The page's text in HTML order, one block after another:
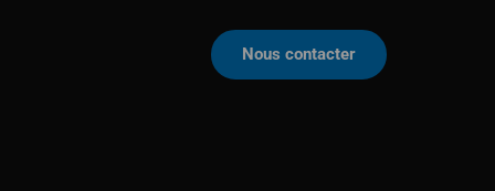
Nous contacter